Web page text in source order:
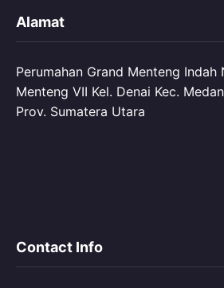
Alamat
Perumahan Grand Menteng Indah
Menteng VII Kel. Denai Kec.
Prov. Sumatera Utara
Contact Info